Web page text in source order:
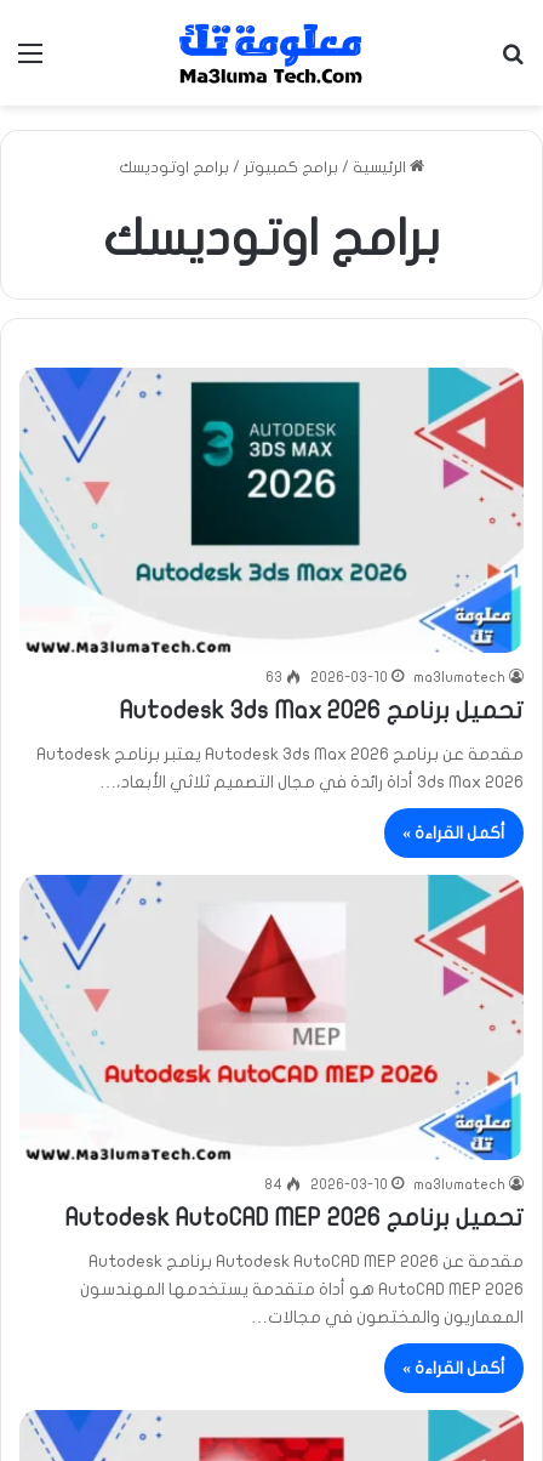
الرئيسية / برامج كمبيوتر / برامج اوتوديسك
برامج اوتوديسك
ma3lumatech
2026-03-10
63
تحميل برنامج Autodesk 3ds Max 2026
مقدمة عن برنامج Autodesk 3ds Max 2026 يعتبر برنامج Autodesk
3ds Max 2026 أداة رائدة في مجال التصميم ثلاثي الأبعاد،…
أكمل القراءة »
ma3lumatech
2026-03-10
84
تحميل برنامج Autodesk AutoCAD MEP 2026
مقدمة عن Autodesk AutoCAD MEP 2026 برنامج Autodesk
AutoCAD MEP 2026 هو أداة متقدمة يستخدمها المهندسون
المعماريون والمختصون في مجالات…
أكمل القراءة »